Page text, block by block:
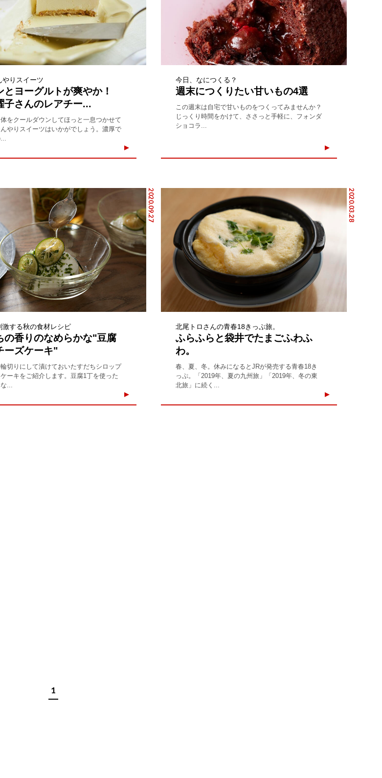
やりスイーツ
とヨーグルトが爽やか！
子さんのレアチー...
をクールダウンしてほっと一息つかせて
んやりスイーツはいかがでしょう。濃厚で
今日、なにつくる？
週末につくりたい甘いもの4選
この週末は自宅で甘いものをつくってみませんか？
じっくり時間をかけて、ささっと手軽に、フォンダ
ショコラ...
2020.09.27
激する秋の食材レシピ
の香りのなめらかな"豆腐
ーズケーキ"
切りにして漬けておいたすだちシロップ
ーキをご紹介します。豆腐1丁を使った
...
2020.03.28
北尾トロさんの青春18きっぷ旅。
ふらふらと袋井でたまごふわふ
わ。
春、夏、冬。休みになるとJRが発売する青春18き
っぷ。「2019年、夏の九州旅」「2019年、冬の東
北旅」に続く...
1